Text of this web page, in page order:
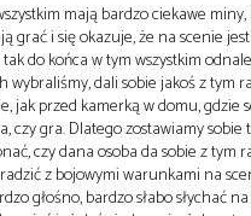
mają bardzo ciekawe
grać i się okazuje, że na scenie
do końca w tym wszystkim
wybraliśmy, dali sobie jakoś z tym
jak przed kamerką w domu, gdzie
czy gra. Dlatego zostawiamy
czy dana osoba da sobie z tym
z bojowymi warunkami na
głośno, bardzo słabo słychać